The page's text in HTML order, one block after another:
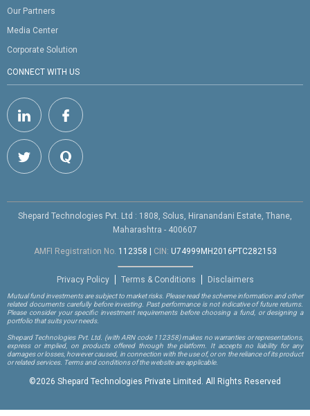
Our Partners
Media Center
Corporate Solution
CONNECT WITH US
Shepard Technologies Pvt. Ltd : 1808, Solus, Hiranandani Estate, Thane,
Maharashtra - 400607
AMFI Registration No. 112358 CIN: U74999MH2016PTC282153
Privacy Policy Terms & Conditions Disclaimers
Mutual fund investments are subject to market risks. Please read the scheme information and other
related documents carefully before investing. Past performance is not indicative of future returns.
Please consider your specific investment requirements before choosing a fund, or designing a
portfolio that suits your needs.
Shepard Technologies Pvt. Ltd. (with ARN code 112358)makes no warranties or representations,
express or implied, on products offered through the platform. It accepts no liability for any
damages or losses, however caused, in connection with the use of, or on the reliance of its product
or related services. Terms and conditions of the website are applicable.
©2026 Shepard Technologies Private Limited. All Rights Reserved